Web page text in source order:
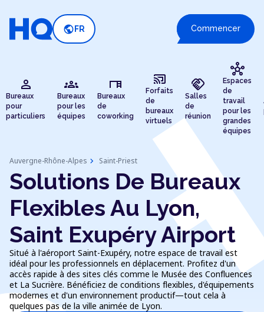
public FR Commencer
person
Bureaux
pour
particuliers
groups
Bureaux
pour les
équipes
desk
Bureaux
de
coworking
cast_connected
Forfaits
de
bureaux
virtuels
handshake
Salles
de
réunion
hub
Espaces
de
travail
pour les
grandes
équipes
Auvergne-Rhône-Alpes chevron_right Saint-Priest
Solutions De Bureaux
Flexibles Au Lyon,
Saint Exupéry Airport
Situé à l'aéroport Saint-Exupéry, notre espace de travail est
idéal pour les professionnels en déplacement. Profitez d'un
accès rapide à des sites clés comme le Musée des Confluences
et La Sucrière. Bénéficiez de conditions flexibles, d'équipements
modernes et d'un environnement productif—tout cela à
quelques pas de la ville animée de Lyon.